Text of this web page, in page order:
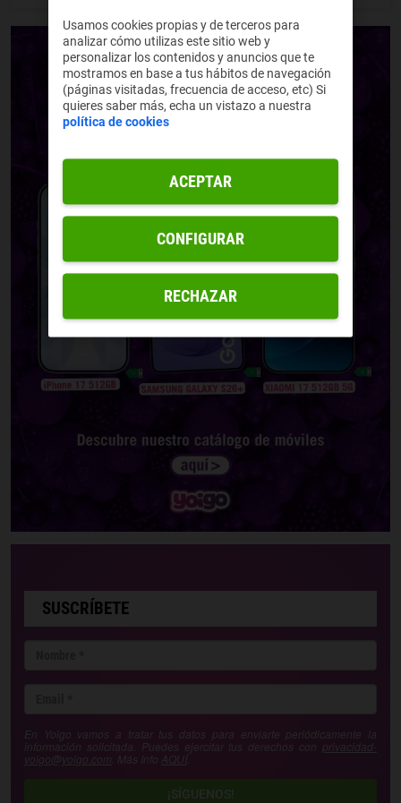
SUSCRÍBETE
En Yoigo vamos a tratar tus datos para enviarte periódicamente la
información solicitada. Puedes ejercitar tus derechos con privacidad-
yoigo@yoigo.com . Más Info AQUÍ
¡SÍGUENOS!
Usamos cookies propias y de terceros para
analizar cómo utilizas este sitio web y
personalizar los contenidos y anuncios que te
mostramos en base a tus hábitos de navegación
(páginas visitadas, frecuencia de acceso, etc) Si
quieres saber más, echa un vistazo a nuestra
política de cookies
RECHAZAR
ACEPTAR
CONFIGURAR